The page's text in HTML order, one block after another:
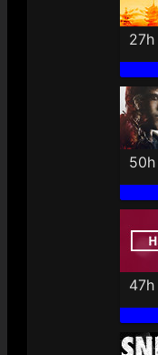
27h
50h
47h